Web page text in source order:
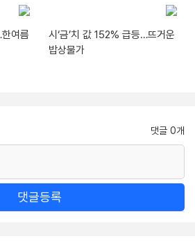
여름
시‘금’치 값 152% 급등…뜨거운
밥상물가
댓글 0개
댓글등록